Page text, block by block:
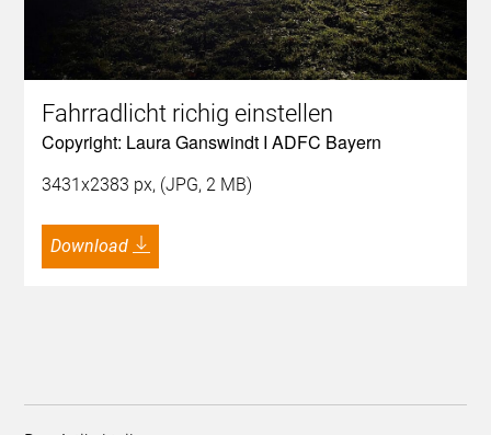
Fahrradlicht richig einstellen
Copyright: Laura Ganswindt I ADFC Bayern
3431x2383 px, (JPG, 2 MB)
Download